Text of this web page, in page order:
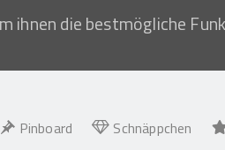
ihnen die bestmögliche
Pinboard Schnäppchen